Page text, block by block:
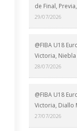
de Final,
29/07/2026
@FIBA U18
Victoria, Niebla
28/07/2026
@FIBA U18
Victoria, Diallo
27/07/2026